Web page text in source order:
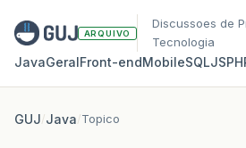
ARQUIVO
Discussoes de
Tecnologia
JavaGeralFront‑endMobileSQLJS
GUJ/Java/Topico